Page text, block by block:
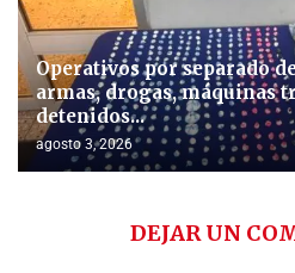
Operativos por separado
armas, drogas, máquinas
detenidos...
agosto 3, 2026
DEJAR UN